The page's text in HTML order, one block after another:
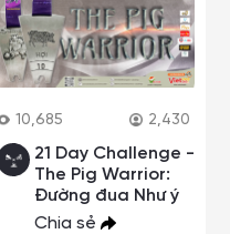
10,685 2,430
21 Day Challenge -
The Pig Warrior:
Đường đua Như ý
Chia sẻ